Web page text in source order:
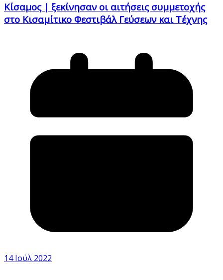
Κίσαμος | ξεκίνησαν οι αιτήσεις συμμετοχής
στο Κισαμίτικο Φεστιβάλ Γεύσεων και Τέχνης
14 Ιούλ 2022